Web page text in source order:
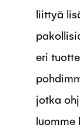
liittyä
eri
jotka
luomme